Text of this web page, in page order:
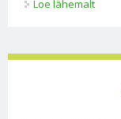
Loe lähemalt